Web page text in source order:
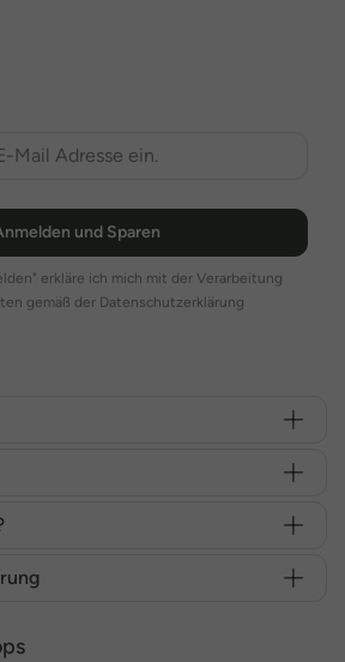
und Sparen
erkläre ich mich mit der Verarbeitung
gemäß der Datenschutzerklärung